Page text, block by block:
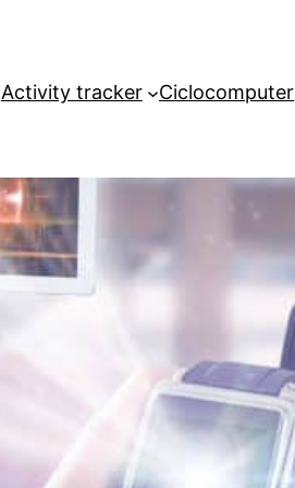
Activity tracker Ciclocomputer